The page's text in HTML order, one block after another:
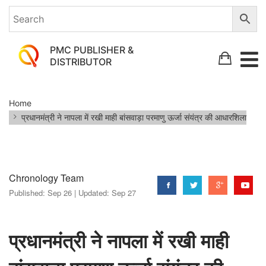
PMC PUBLISHER &
DISTRIBUTOR
नापला
माही
ऊर्जा
संयंत्र
Home
प्रधानमंत्री ने नापला में रखी माही बांसवाड़ा परमाणु ऊर्जा संयंत्र की आधारशिला
Chronology Team
Published: Sep 26 | Updated: Sep 27
प्रधानमंत्री ने नापला में रखी माही